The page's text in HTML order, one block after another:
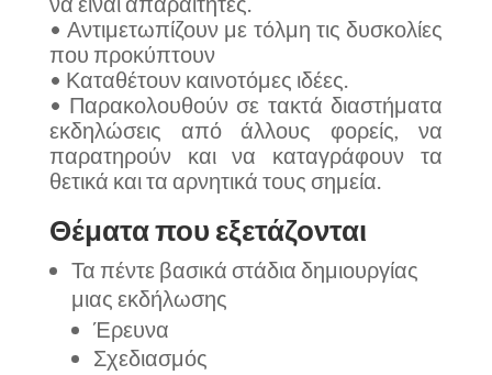
• Αντιμετωπίζουν με τόλμη τις δυσκολίες
που προκύπτουν
• Καταθέτουν καινοτόμες ιδέες.
• Παρακολουθούν σε τακτά διαστήματα
εκδηλώσεις από άλλους φορείς, να
παρατηρούν και να καταγράφουν τα
θετικά και τα αρνητικά τους σημεία.
Θέματα που εξετάζονται
Τα πέντε βασικά στάδια δημιουργίας
μιας εκδήλωσης
Έρευνα
Σχεδιασμός